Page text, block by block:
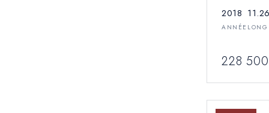
2018
ANNÉE
228